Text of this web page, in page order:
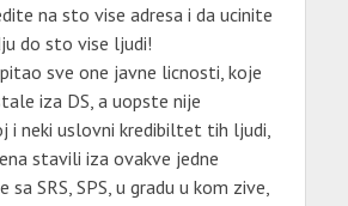
na sto vise adresa i da ucinite
do sto vise ljudi!
sve one javne licnosti, koje
iza DS, a uopste nije
i neki uslovni kredibiltet tih ljudi,
stavili iza ovakve jedne
SRS, SPS, u gradu u kom zive,